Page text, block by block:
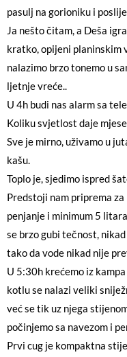
pasulj na gorioniku i
Ja nešto čitam, a Deša
kratko, opijeni planinskim
nalazimo brzo tonemo u
ljetnje vreće..
U 4h budi nas alarm sa
Koliku svjetlost daje
Sve je mirno, uživamo u
kašu.
Toplo je, sjedimo ispred
Predstoji nam priprema
penjanje i minimum 5
se brzo gubi tečnost,
tako da vode nikad nije
U 5:30h krećemo iz
kotlu se nalazi veliki
već se tik uz njega
počinjemo sa navezom i
Prvi cug je kompaktna